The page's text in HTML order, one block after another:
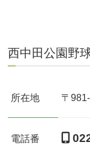
西中田公園野
所在地 〒
電話番